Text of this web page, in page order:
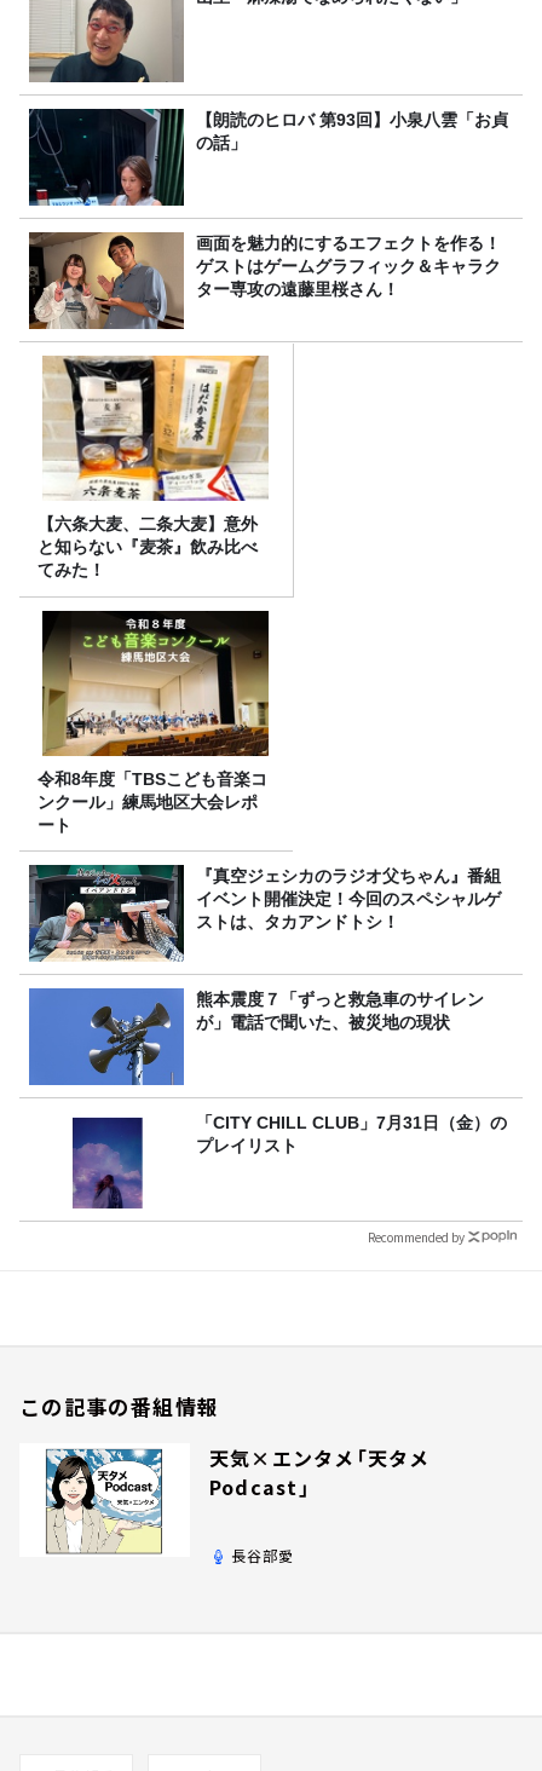
【朗読のヒロバ 第93回】小泉八雲「お貞
の話」
画面を魅力的にするエフェクトを作る！
ゲストはゲームグラフィック＆キャラク
ター専攻の遠藤里桜さん！
【六条大麦、二条大麦】意外
と知らない『麦茶』飲み比べ
てみた！
令和8年度「TBSこども音楽コ
ンクール」練馬地区大会レポ
ート
『真空ジェシカのラジオ父ちゃん』番組
イベント開催決定！今回のスペシャルゲ
ストは、タカアンドトシ！
熊本震度７「ずっと救急車のサイレン
が」電話で聞いた、被災地の現状
「CITY CHILL CLUB」7月31日（金）の
プレイリスト
Recommended by
この記事の番組情報
天気×エンタメ「天タメ
Podcast」
長谷部愛